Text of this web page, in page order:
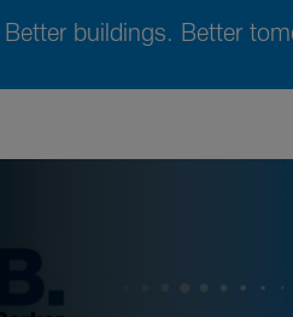
Better buil­dings. Better